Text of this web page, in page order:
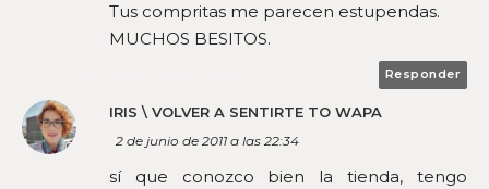
Tus compritas me parecen estupendas.
MUCHOS BESITOS.
Responder
IRIS \ VOLVER A SENTIRTE TO WAPA
2 de junio de 2011 a las 22:34
sí que conozco bien la tienda, tengo